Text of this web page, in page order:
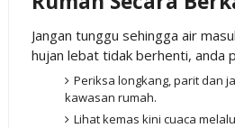
Jangan tunggu sehingga air
hujan lebat tidak berhenti, anda
Periksa longkang, parit dan
kawasan rumah.
Lihat kemas kini cuaca